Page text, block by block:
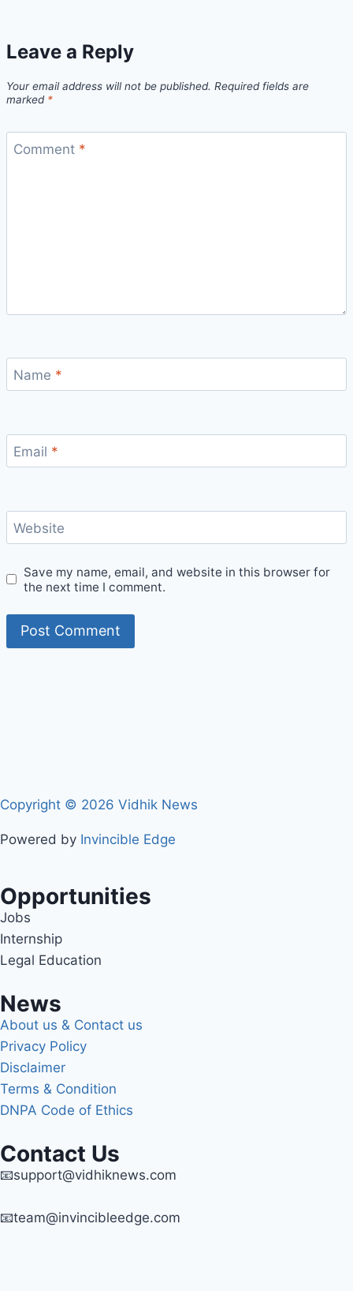
Leave a Reply
Your email address will not be published. Required fields are
marked *
Comment *
Name *
Email *
Website
Save my name, email, and website in this browser for
the next time I comment.
Copyright © 2026 Vidhik News
Powered by Invincible Edge
Opportunities
Jobs
Internship
Legal Education
News
About us & Contact us
Privacy Policy
Disclaimer
Terms & Condition
DNPA Code of Ethics
Contact Us
📧support@vidhiknews.com
📧team@invincibleedge.com